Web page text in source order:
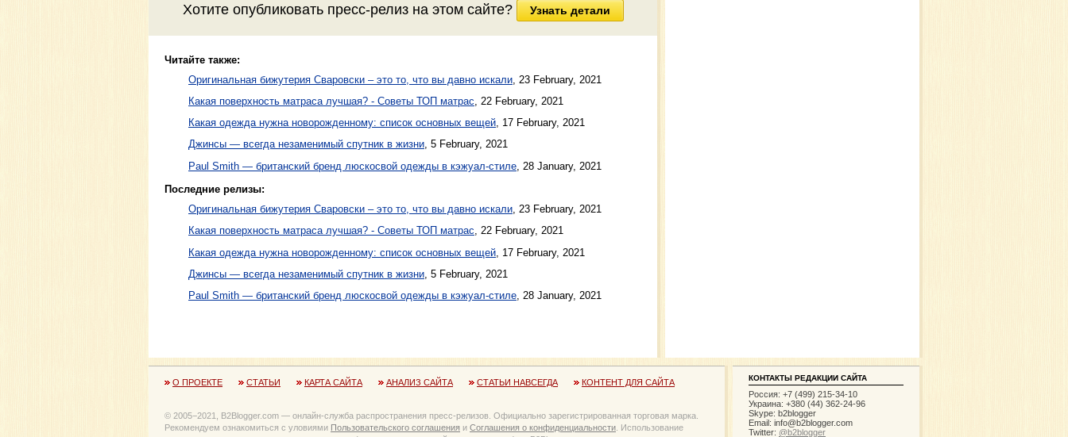
Хотите опубликовать пресс-релизна этом сайте? Узнать детали
Читайте также:
Оригинальная бижутерия Сваровски – это то, что вы давно искали 23 February, 2021
Какая поверхность матраса лучшая? - Советы ТОП матрас
22 February, 2021
Какая одежда нужна новорожденному: список основных вещей, 17 February, 2021
Джинсы — всегда незаменимый спутник в жизни, 5 February, 2021
Paul Smith — британский бренд люскосвой одежды в кэжуал-стиле 28 January, 2021
Последние релизы:
Оригинальная бижутерия Сваровски – это то, что вы давно искали, 23 February, 2021
Какая поверхность матраса лучшая? - Советы ТОП матрас, 22 February, 2021
Какая одежда нужна новорожденному: список основных вещей , 17 February, 2021
Джинсы — всегда незаменимый спутник в жизни , 5 February, 2021
Paul Smith — британский бренд люскосвой одежды в кэжуал-стиле , 28 January, 2021
О ПРОЕКТЕ СТАТЬИ КАРТА САЙТА АНАЛИЗ САЙТА СТАТЬИ НАВСЕГДА КОНТЕНТ ДЛЯ САЙТА
© 2005−2021, B2Blogger.com — онлайн-служба распространения пресс-релизов. Официально зарегистрированная торговая марка.
Рекомендуем ознакомиться с уловиями Пользовательского соглашения и Соглашения о конфиденциальности . Использование
КОНТАКТЫ РЕДАКЦИИ САЙТА
Россия: +7 (499) 215-34-10
Украина: +380 (44) 362-24-96
Skype: b2blogger
Email: info@b2blogger.com
Twitter: @b2blogger